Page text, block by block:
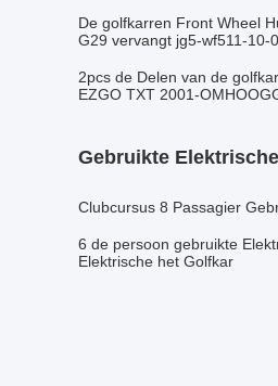
De golfkarren Front Wheel
G29 vervangt jg5-wf511-10-
2pcs de Delen van de
EZGO TXT 2001-
Gebruikte
Clubcursus 8 Passagier
6 de persoon gebruikte
Elektrische het Golfkar